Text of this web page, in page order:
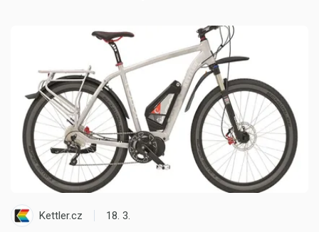
Kettler.cz 18. 3.